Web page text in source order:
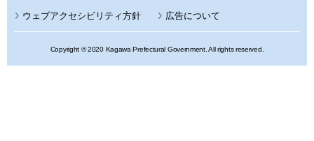
ウェブアクセシビリティ方針 広告について
Copyright © 2020 Kagawa Prefectural Government. All rights reserved.